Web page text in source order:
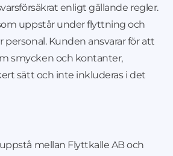
enligt gällande regler.
uppstår under flyttning och
personal. Kunden ansvarar för att
smycken och kontanter,
sätt och inte inkluderas i det
mellan Flyttkalle AB och